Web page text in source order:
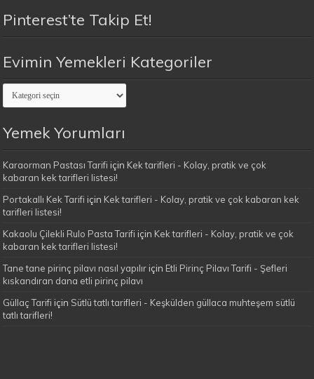
Pinterest’te Takip Et!
Evimin Yemekleri Kategoriler
Evimin
Yemekleri
Kategoriler
Yemek Yorumları
Karaorman Pastası Tarifi için Kek tarifleri - Kolay, pratik ve çok
kabaran kek tarifleri listesi!
Portakallı Kek Tarifi için Kek tarifleri - Kolay, pratik ve çok kabaran kek
tarifleri listesi!
Kakaolu Çilekli Rulo Pasta Tarifi için Kek tarifleri - Kolay, pratik ve çok
kabaran kek tarifleri listesi!
Tane tane pirinç pilavı nasıl yapılır için Etli Pirinç Pilavı Tarifi - Şefleri
kıskandıran dana etli pirinç pilavı
Güllaç Tarifi için Sütlü tatlı tarifleri - Keşkülden güllaca muhteşem sütlü
tatlı tarifleri!